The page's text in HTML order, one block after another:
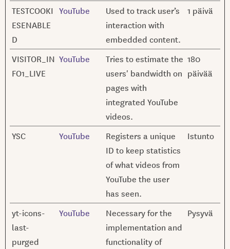
TESTCOOKI
ESENABLE
D
YouTube
Used to track user’s
interaction with
embedded content.
1 päivä
VISITOR_IN
FO1_LIVE
YouTube
Tries to estimate the
users' bandwidth on
pages with
integrated YouTube
videos.
180
päivää
YSC YouTube
Registers a unique
ID to keep statistics
of what videos from
YouTube the user
has seen.
Istunto
yt-icons-
last-
purged
YouTube
Necessary for the
implementation and
functionality of
Pysyvä